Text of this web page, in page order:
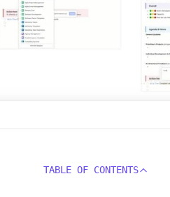
TABLE OF CONTENTS